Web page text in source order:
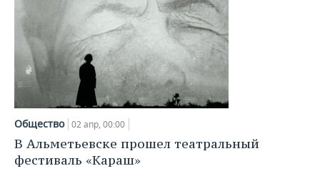
ВОЛЕЙБОЛ
КИБЕРСПОРТ
ФИГУРНОЕ КАТАНИЕ
ВОДНЫЕ ВИДЫ СПОРТА
ХОККЕЙ С МЯЧОМ
ИСТОРИЯ
КУЛЬТУРА
МЕДИЦИНА
ОБРАЗОВАНИЕ
ПРОИСШЕСТВИЯ
СПИСОК ПЕРСОН
СПИСОК КОМПАНИЙ
ПОЛНАЯ ВЕРСИЯ
Общество 02 апр, 00:00
В Альметьевске прошел театральный
фестиваль «Караш»